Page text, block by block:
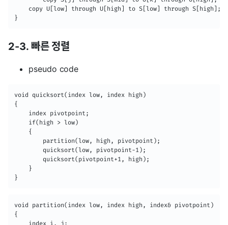
    copy U[low] through U[high] to S[low] through S[high];
}
2-3. 빠른 정렬
pseudo code
void quicksort(index low, index high)
{
    if(high > low)
    {
        quicksort(low, pivotpoint-1);
        quicksort(pivotpoint+1, high);
    }
}
void partition(index low, index high, index& pivotpoint)
{